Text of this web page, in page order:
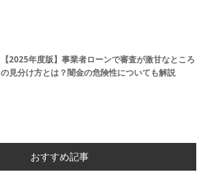
【2025年度版】事業者ローンで審査が激甘なところ
の見分け方とは？闇金の危険性についても解説
おすすめ記事